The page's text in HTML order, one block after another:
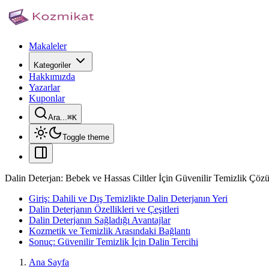
Makaleler
Kategoriler
Hakkımızda
Yazarlar
Kuponlar
Ara...⌘K
Toggle theme
Dalin Deterjan: Bebek ve Hassas Ciltler İçin Güvenilir Temizlik
Giriş: Dahili ve Dış Temizlikte Dalin Deterjanın Yeri
Dalin Deterjanın Özellikleri ve Çeşitleri
Dalin Deterjanın Sağladığı Avantajlar
Kozmetik ve Temizlik Arasındaki Bağlantı
Sonuç: Güvenilir Temizlik İçin Dalin Tercihi
Ana Sayfa